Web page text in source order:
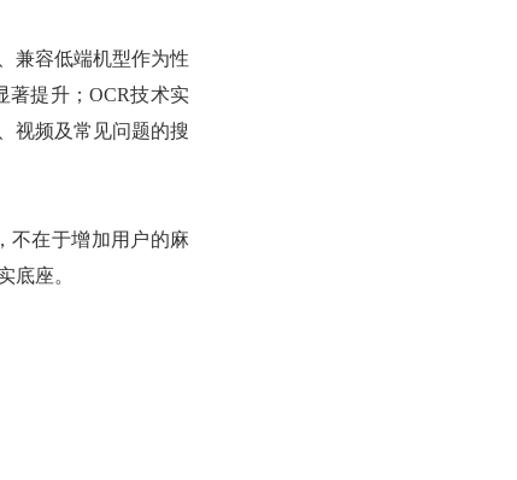
兼容低端机型作为性
著提升；OCR技术实
视频及常见问题的搜
不在于增加用户的麻
底座。